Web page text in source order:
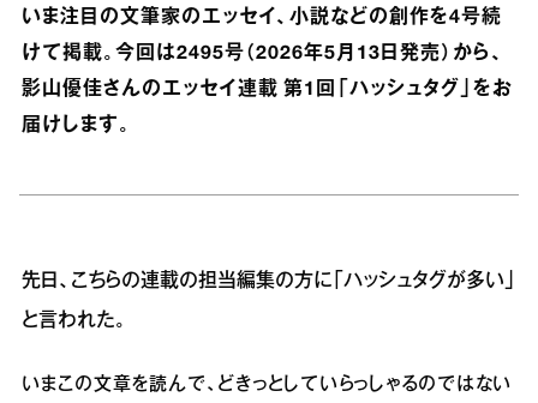
いま注目の文筆家のエッセイ、小説などの創作を4号続
けて掲載。今回は2495号（2026年5月13日発売）から、
影山優佳さんのエッセイ連載 第1回「ハッシュタグ」をお
届けします。
先日、こちらの連載の担当編集の方に「ハッシュタグが多い」
と言われた。
いまこの文章を読んで、どきっとしていらっしゃるのではない